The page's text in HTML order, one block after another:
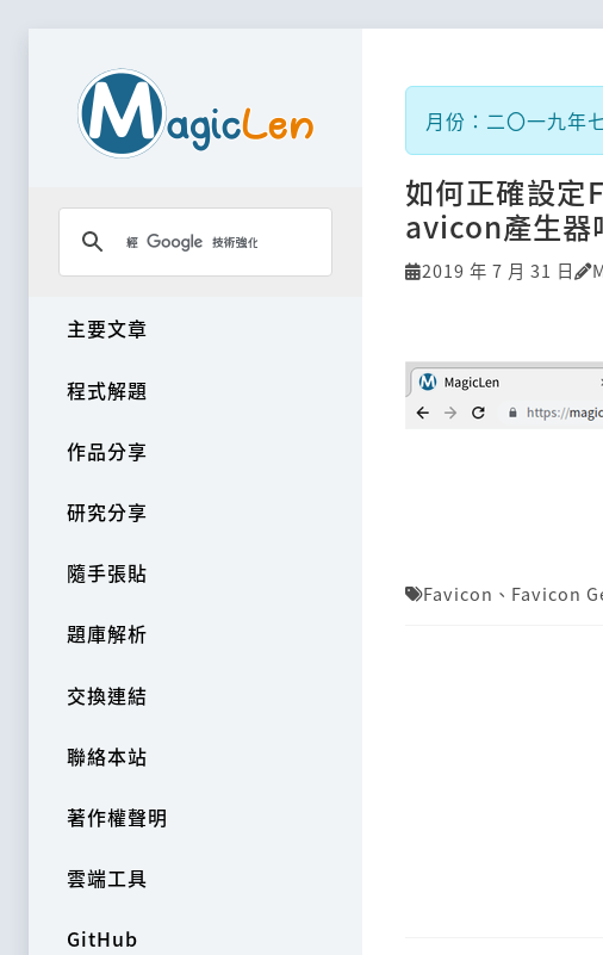
主要文章
程式解題
作品分享
研究分享
隨手張貼
題庫解析
交換連結
聯絡本站
著作權聲明
雲端工具
GitHub
月份：二〇一九年
如何正確設定
avicon產生器
2019 年 7 月 31 日
Favicon 、 Favicon